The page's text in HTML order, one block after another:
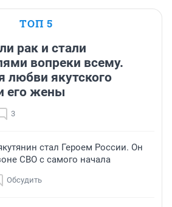
ТОП 5
рак и стали
вопреки всему.
любви якутского
его жены
3
стал Героем России. Он
СВО с самого начала
Обсудить